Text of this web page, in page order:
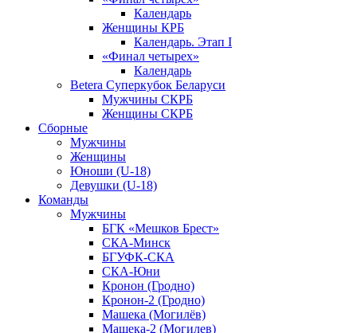
Календарь
Женщины КРБ
Календарь. Этап I
«Финал четырех»
Календарь
Betera Суперкубок Беларуси
Мужчины СКРБ
Женщины СКРБ
Сборные
Мужчины
Женщины
Юноши (U-18)
Девушки (U-18)
Команды
Мужчины
БГК «Мешков Брест»
СКА-Минск
БГУФК-СКА
СКА-Юни
Кронон (Гродно)
Кронон-2 (Гродно)
Машека (Могилёв)
Машека-2 (Могилев)